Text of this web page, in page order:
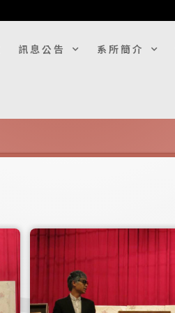
訊息公告 系所簡介